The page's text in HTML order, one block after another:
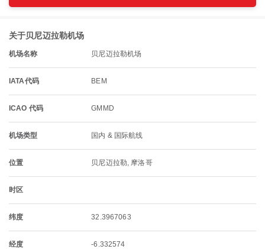
关于贝尼迈拉勒机场
机场名称 贝尼迈拉勒机场
IATA代码 BEM
ICAO 代码 GMMD
机场类型 国内 & 国际航线
位置 贝尼迈拉勒, 摩洛哥
时区
纬度 32.3967063
经度 -6.332574